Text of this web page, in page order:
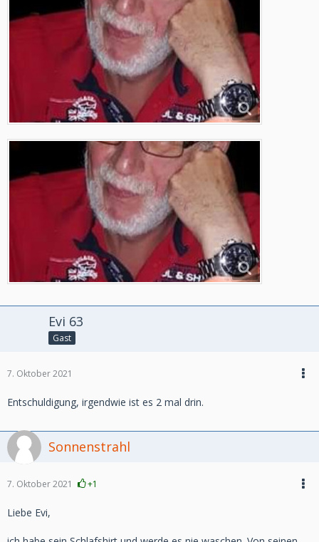
Evi 63
Gast
7. Oktober 2021
Entschuldigung, irgendwie ist es 2 mal drin.
Sonnenstrahl
7. Oktober 2021 +1
Liebe Evi,